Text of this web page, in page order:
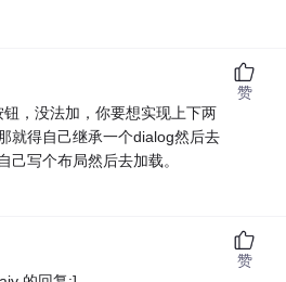
，没法加，你要想实现上下两
就得自己继承一个dialog然后去
己写个布局然后去加载。
赞
赞